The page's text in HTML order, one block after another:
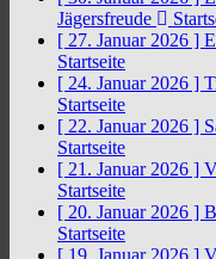
Jägersfreude
[ 27. Januar 2026 ]
Startseite
[ 24. Januar 2026 ]
Startseite
[ 22. Januar 2026 ]
Startseite
[ 21. Januar 2026 ]
Startseite
[ 20. Januar 2026 ]
Startseite
[ 19. Januar 2026 ]